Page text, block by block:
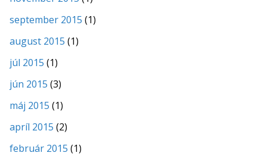
september 2015 (1)
august 2015 (1)
júl 2015 (1)
jún 2015 (3)
máj 2015 (1)
apríl 2015 (2)
február 2015 (1)